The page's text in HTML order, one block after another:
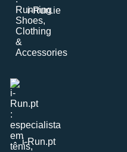
i-Run.ie
i-Run.pt